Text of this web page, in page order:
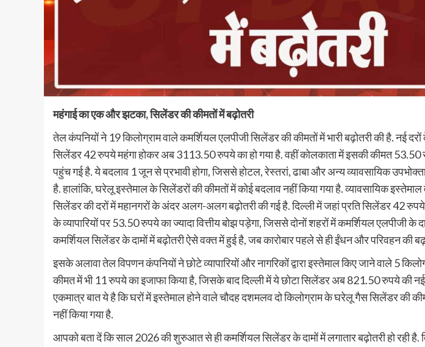
महंगाई का एक और झटका, सिलेंडर की कीमतों में बढ़ोतरी
तेल कंपनियों ने 19 किलोग्राम वाले कमर्शियल एलपीजी सिलेंडर की कीमतों में भारी बढ़ोतरी की है. नई
सिलेंडर 42 रुपये महंगा होकर अब 3113.50 रुपये का हो गया है. वहीं कोलकाता में इसकी कीमत
पहुंच गई है. ये बदलाव 1 जून से प्रभावी होगा, जिससे होटल, रेस्तरां, ढाबा और अन्य व्यावसायिक
है. हालांकि, घरेलू इस्तेमाल के सिलेंडरों की कीमतों में कोई बदलाव नहीं किया गया है. व्यावसायिक
सिलेंडर की दरों में महानगरों के अंदर अलग-अलग बढ़ोतरी की गई है. दिल्ली में जहां प्रति सिलेंडर 42 रुपये
के व्यापारियों पर 53.50 रुपये का ज्यादा वित्तीय बोझ पड़ेगा, जिससे दोनों शहरों में कमर्शियल एलपीजी के
कमर्शियल सिलेंडर के दामों में बढ़ोतरी ऐसे वक्त में हुई है, जब कारोबार पहले से ही ईंधन और परिवहन की
इसके अलावा तेल विपणन कंपनियों ने छोटे व्यापारियों और नागरिकों द्वारा इस्तेमाल किए जाने वाले 5
कीमत में भी 11 रुपये का इजाफा किया है, जिसके बाद दिल्ली में ये छोटा सिलेंडर अब 821.50 रुपये की नई
एकमात्र बात ये है कि घरों में इस्तेमाल होने वाले चौदह दशमलव दो किलोग्राम के घरेलू गैस सिलेंडर की
नहीं किया गया है.
आपको बता दें कि साल 2026 की शुरुआत से ही कमर्शियल सिलेंडर के दामों में लगातार बढ़ोतरी हो रही है.